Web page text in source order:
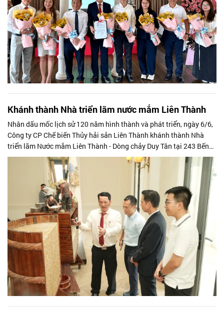
Khánh thành Nhà triển lãm nước mắm Liên Thành
Nhân dấu mốc lịch sử 120 năm hình thành và phát triển, ngày 6/6,
Công ty CP Chế biến Thủy hải sản Liên Thành khánh thành Nhà
triển lãm Nước mắm Liên Thành - Dòng chảy Duy Tân tại 243 Bến
Vân Đồn, Phường...